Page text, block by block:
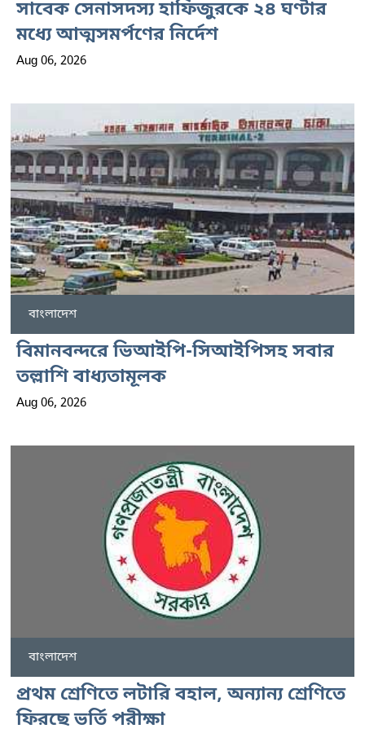
সাবেক সেনাসদস্য হাফিজুরকে ২৪ ঘণ্টার
মধ্যে আত্মসমর্পণের নির্দেশ
Aug 06, 2026
বাংলাদেশ
বিমানবন্দরে ভিআইপি-সিআইপিসহ সবার
তল্লাশি বাধ্যতামূলক
Aug 06, 2026
বাংলাদেশ
প্রথম শ্রেণিতে লটারি বহাল, অন্যান্য শ্রেণিতে
ফিরছে ভর্তি পরীক্ষা